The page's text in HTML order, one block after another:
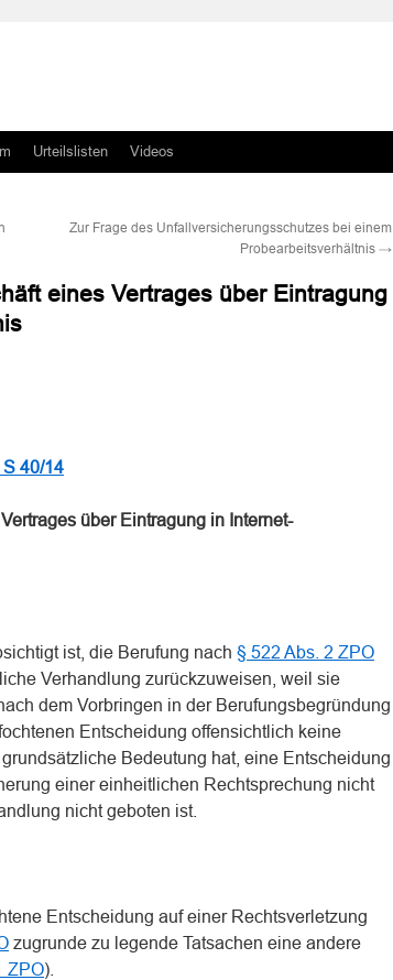
Urteilslisten Videos
Zur Frage des Unfallversicherungsschutzes bei einem
Probearbeitsverhältnis →
eines Vertrages über Eintragung
S 40/14
über Eintragung in Internet-
ist, die Berufung nach § 522 Abs. 2 ZPO
Verhandlung zurückzuweisen, weil sie
dem Vorbringen in der Berufungsbegründung
Entscheidung offensichtlich keine
Bedeutung hat, eine Entscheidung
einer einheitlichen Rechtsprechung nicht
nicht geboten ist.
Entscheidung auf einer Rechtsverletzung
zugrunde zu legende Tatsachen eine andere
ZPO).